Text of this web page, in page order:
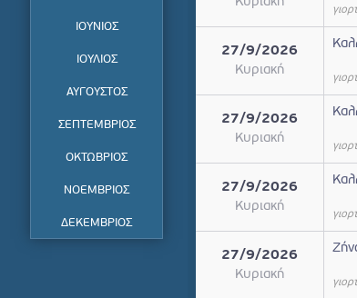
ΙΟΥΝΙΟΣ
ΙΟΥΛΙΟΣ
ΑΥΓΟΥΣΤΟΣ
ΣΕΠΤΕΜΒΡΙΟΣ
ΟΚΤΩΒΡΙΟΣ
ΝΟΕΜΒΡΙΟΣ
ΔΕΚΕΜΒΡΙΟΣ
27/9/2026
Κυριακή
27/9/2026
Κυριακή
27/9/2026
Κυριακή
27/9/2026
Κυριακή